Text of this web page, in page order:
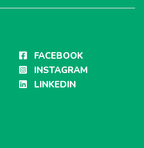
FACEBOOK
INSTAGRAM
LINKEDIN